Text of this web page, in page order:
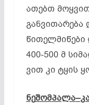
ათ­ებთ
გან­ვი­თა­რე­ბა
400-500 მ
ვით კი ტყის
ნეშომპალა–